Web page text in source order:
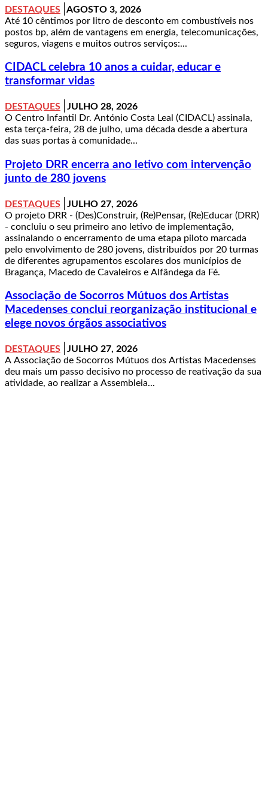
DESTAQUES
AGOSTO 3, 2026
Até 10 cêntimos por litro de desconto em combustíveis nos
postos bp, além de vantagens em energia, telecomunicações,
seguros, viagens e muitos outros serviços:...
CIDACL celebra 10 anos a cuidar, educar e
transformar vidas
DESTAQUES
JULHO 28, 2026
O Centro Infantil Dr. António Costa Leal (CIDACL) assinala,
esta terça-feira, 28 de julho, uma década desde a abertura
das suas portas à comunidade...
Projeto DRR encerra ano letivo com intervenção
junto de 280 jovens
DESTAQUES
JULHO 27, 2026
O projeto DRR - (Des)Construir, (Re)Pensar, (Re)Educar (DRR)
- concluiu o seu primeiro ano letivo de implementação,
assinalando o encerramento de uma etapa piloto marcada
pelo envolvimento de 280 jovens, distribuídos por 20 turmas
de diferentes agrupamentos escolares dos municípios de
Bragança, Macedo de Cavaleiros e Alfândega da Fé.
Associação de Socorros Mútuos dos Artistas
Macedenses conclui reorganização institucional e
elege novos órgãos associativos
DESTAQUES
JULHO 27, 2026
A Associação de Socorros Mútuos dos Artistas Macedenses
deu mais um passo decisivo no processo de reativação da sua
atividade, ao realizar a Assembleia...